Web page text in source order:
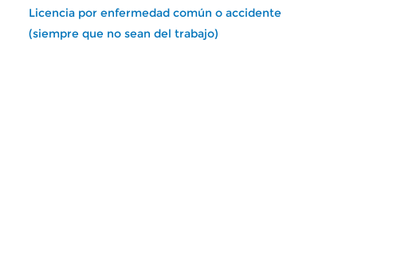
Licencia por enfermedad común o accidente
(siempre que no sean del trabajo)